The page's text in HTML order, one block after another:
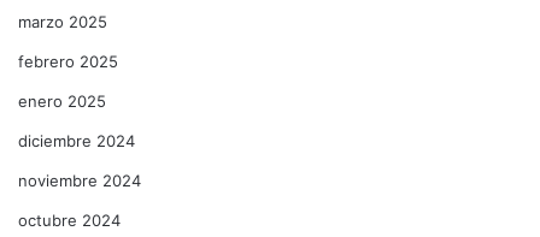
marzo 2025
febrero 2025
enero 2025
diciembre 2024
noviembre 2024
octubre 2024